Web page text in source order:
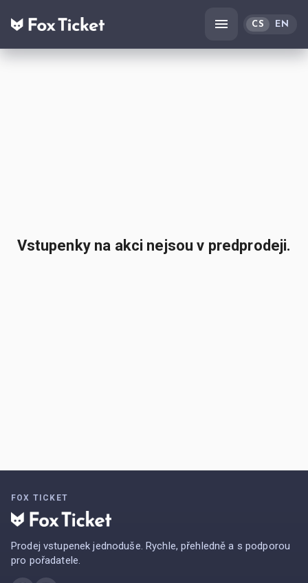
CS EN
Vstupenky na akci nejsou v predprodeji.
FOX TICKET
Prodej vstupenek jednoduše. Rychle, přehledně a s podporou
pro pořadatele.